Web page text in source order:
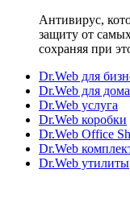
Антивирус,
защиту от
сохраняя при
Dr.Web для
Dr.Web для дома
Dr.Web услуга
Dr.Web коробки
Dr.Web Office
Dr.Web
Dr.Web утилиты